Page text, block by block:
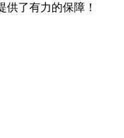
供了有力的保障！